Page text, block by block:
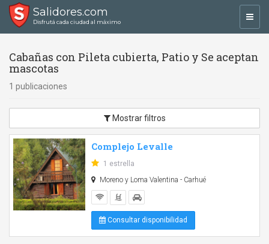
Salidores.com
Disfrutá cada ciudad al máximo
Cabañas con Pileta cubierta, Patio y Se aceptan
mascotas
1 publicaciones
Mostrar filtros
Complejo Levalle
1 estrella
Moreno y Loma Valentina - Carhué
Consultar disponibilidad